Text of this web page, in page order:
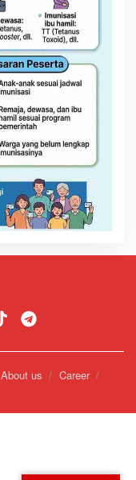
About us
Career